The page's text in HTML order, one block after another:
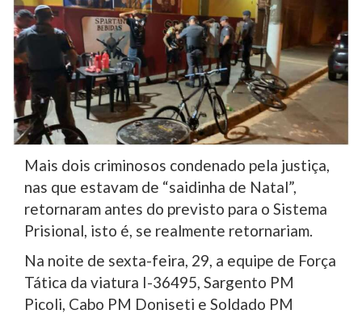
Mais dois criminosos condenado pela justiça,
nas que estavam de “saidinha de Natal”,
retornaram antes do previsto para o Sistema
Prisional, isto é, se realmente retornariam.
Na noite de sexta-feira, 29, a equipe de Força
Tática da viatura I-36495, Sargento PM
Picoli, Cabo PM Doniseti e Soldado PM